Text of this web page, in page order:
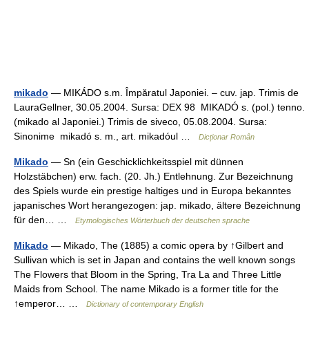
mikado — MIKÁDO s.m. Împăratul Japoniei. – cuv. jap. Trimis de
LauraGellner, 30.05.2004. Sursa: DEX 98 MIKADÓ s. (pol.) tenno.
(mikado al Japoniei.) Trimis de siveco, 05.08.2004. Sursa:
Sinonime mikadó s. m., art. mikadóul …
Dicționar Român
Mikado — Sn (ein Geschicklichkeitsspiel mit dünnen
Holzstäbchen) erw. fach. (20. Jh.) Entlehnung. Zur Bezeichnung
des Spiels wurde ein prestige haltiges und in Europa bekanntes
japanisches Wort herangezogen: jap. mikado, ältere Bezeichnung
für den… …
Etymologisches Wörterbuch der deutschen sprache
Mikado — Mikado, The (1885) a comic opera by ↑Gilbert and
Sullivan which is set in Japan and contains the well known songs
The Flowers that Bloom in the Spring, Tra La and Three Little
Maids from School. The name Mikado is a former title for the
↑emperor… …
Dictionary of contemporary English